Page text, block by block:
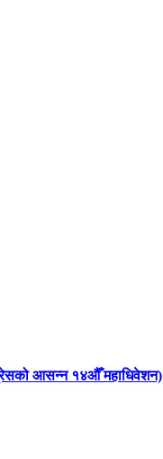
आसन्न १४औँ महाधिवेशन)